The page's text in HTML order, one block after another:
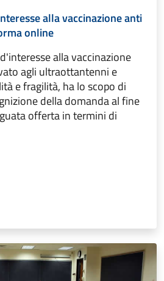
alla vaccinazione anti
online
alla vaccinazione
agli ultraottantenni e
e fragilità, ha lo scopo di
della domanda al fine
offerta in termini di